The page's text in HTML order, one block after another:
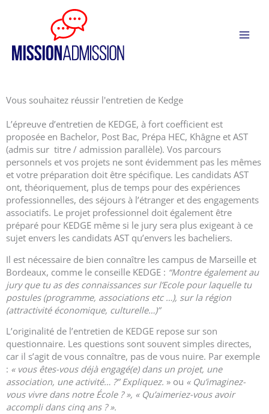
Vous souhaitez réussir l'entretien de Kedge
L’épreuve d’entretien de KEDGE, à fort coefficient est
proposée en Bachelor, Post Bac, Prépa HEC, Khâgne et AST
(admis sur titre / admission parallèle). Vos parcours
personnels et vos projets ne sont évidemment pas les mêmes
et votre préparation doit être spécifique. Les candidats AST
ont, théoriquement, plus de temps pour des expériences
professionnelles, des séjours à l’étranger et des engagements
associatifs. Le projet professionnel doit également être
préparé pour KEDGE même si le jury sera plus exigeant à ce
sujet envers les candidats AST qu’envers les bacheliers.
Il est nécessaire de bien connaître les campus de Marseille et
Bordeaux, comme le conseille KEDGE : “Montre également au
jury que tu as des connaissances sur l’Ecole pour laquelle tu
postules (programme, associations etc …), sur la région
(attractivité économique, culturelle…)”
L’originalité de l’entretien de KEDGE repose sur son
questionnaire. Les questions sont souvent simples directes,
car il s’agit de vous connaître, pas de vous nuire. Par exemple
: « vous êtes-vous déjà engagé(e) dans un projet, une
association, une activité… ?” Expliquez. » ou « Qu’imaginez-
vous vivre dans notre École ? », « Qu’aimeriez-vous avoir
accompli dans cinq ans ? ».
Panneau de gestion des cookies